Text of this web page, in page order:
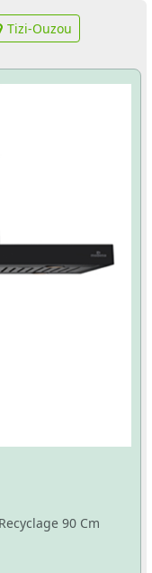
Tizi-Ouzou
90 Cm